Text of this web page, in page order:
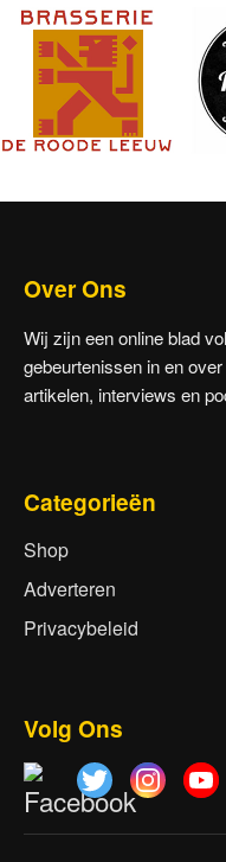
Over Ons
Wij zijn een online blad
gebeurtenissen in en
artikelen, interviews en
Categorieën
Shop
Adverteren
Privacybeleid
Volg Ons